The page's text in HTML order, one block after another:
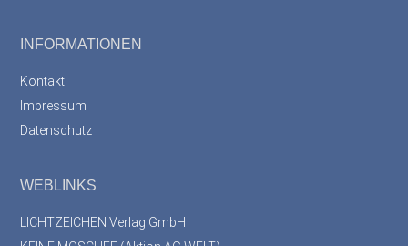
Footer
INFORMATIONEN
Kontakt
Impressum
Datenschutz
WEBLINKS
LICHTZEICHEN Verlag GmbH